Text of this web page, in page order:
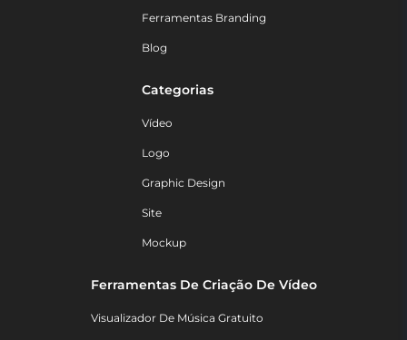
Ferramentas Branding
Blog
Categorias
Vídeo
Logo
Graphic Design
Site
Mockup
Ferramentas De Criação De Vídeo
Visualizador De Música Gratuito